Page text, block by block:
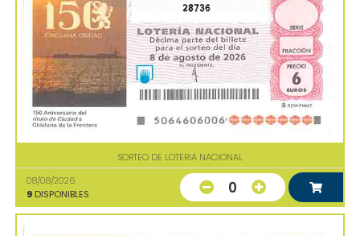
28736
SORTEO DE LOTERIA NACIONAL
08/08/2026
9 DISPONIBLES 0